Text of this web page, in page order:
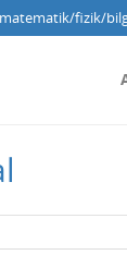
fizik/